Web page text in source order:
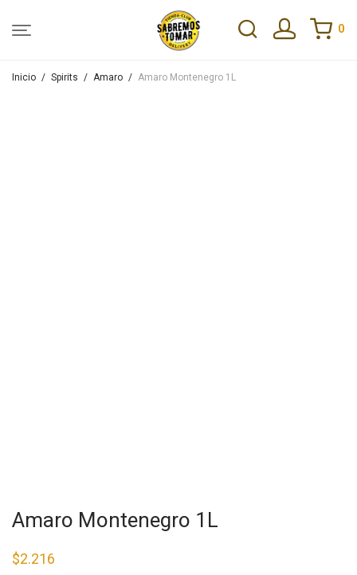
0
Inicio / Spirits / Amaro / Amaro Montenegro 1L
Amaro Montenegro 1L
$2.216